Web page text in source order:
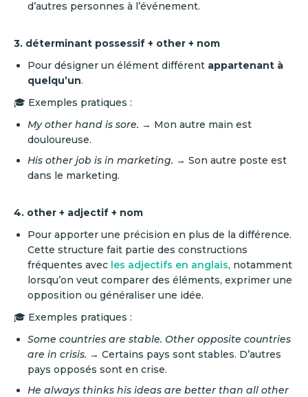
d’autres personnes à l’événement.
3. déterminant possessif + other + nom
Pour désigner un élément différent appartenant à
quelqu’un.
🎓 Exemples pratiques :
My other hand is sore. → Mon autre main est
douloureuse.
His other job is in marketing. → Son autre poste est
dans le marketing.
4. other + adjectif + nom
Pour apporter une précision en plus de la différence.
Cette structure fait partie des constructions
fréquentes avec les adjectifs en anglais, notamment
lorsqu’on veut comparer des éléments, exprimer une
opposition ou généraliser une idée.
🎓 Exemples pratiques :
Some countries are stable. Other opposite countries
are in crisis. → Certains pays sont stables. D’autres
pays opposés sont en crise.
He always thinks his ideas are better than all other